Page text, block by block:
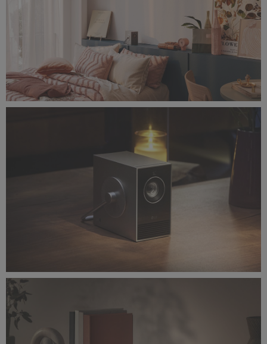
Ambient(3d)_BedRoom.jpg
Ambient Image(PR_Product)_HU710PB_LG CineBeam Q_2024.jpg